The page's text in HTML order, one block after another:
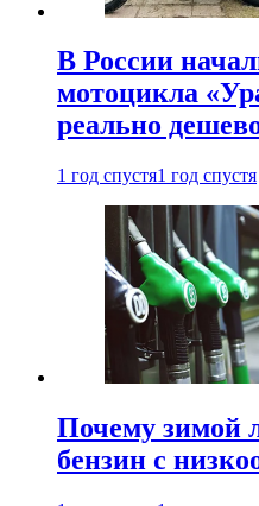
В России
мотоцикла
реально
1 год спустя1 год спустя
Почему зимой
бензин с